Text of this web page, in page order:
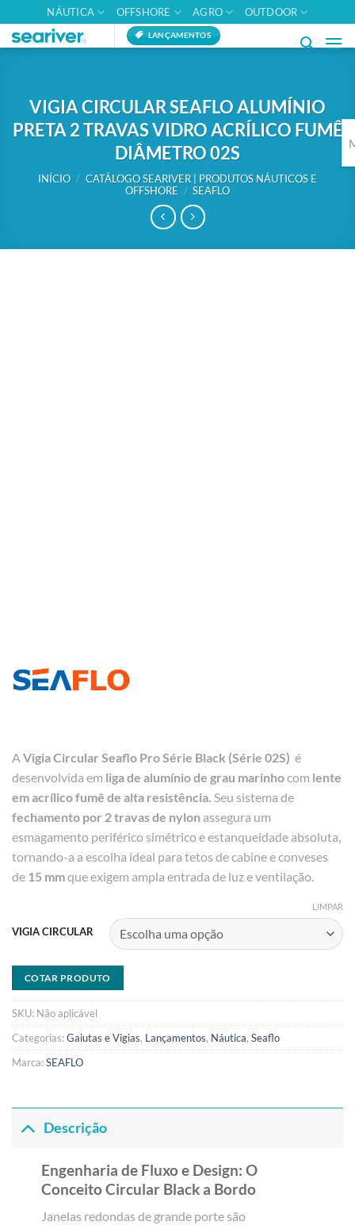
to
content
NÁUTICA OFFSHORE AGRO OUTDOOR
LANÇAMENTOS
VIGIA CIRCULAR SEAFLO ALUMÍNIO
PRETA 2 TRAVAS VIDRO ACRÍLICO FUMÊ
DIÂMETRO 02S
INÍCIO / CATÁLOGO SEARIVER | PRODUTOS NÁUTICOS E
OFFSHORE / SEAFLO
A Vigia Circular Seaflo Pro Série Black (Série 02S) é
desenvolvida em liga de alumínio de grau marinhocom lente
em acrílico fumê de alta resistência. Seu sistema de
fechamento por 2 travas de nylon assegura um
esmagamento periférico simétrico e estanqueidade absoluta,
tornando-a a escolha ideal para tetos de cabine e conveses
de 15 mmque exigem ampla entrada de luz e ventilação.
VIGIA CIRCULAR
LIMPAR
COTAR PRODUTO
SKU: Não aplicável
Categorias:Gaiutas e Vigias, Lançamentos, Náutica, Seaflo
Marca:SEAFLO
Descrição
Engenharia de Fluxo e Design: O
Conceito Circular Black a Bordo
Janelas redondas de grande porte são